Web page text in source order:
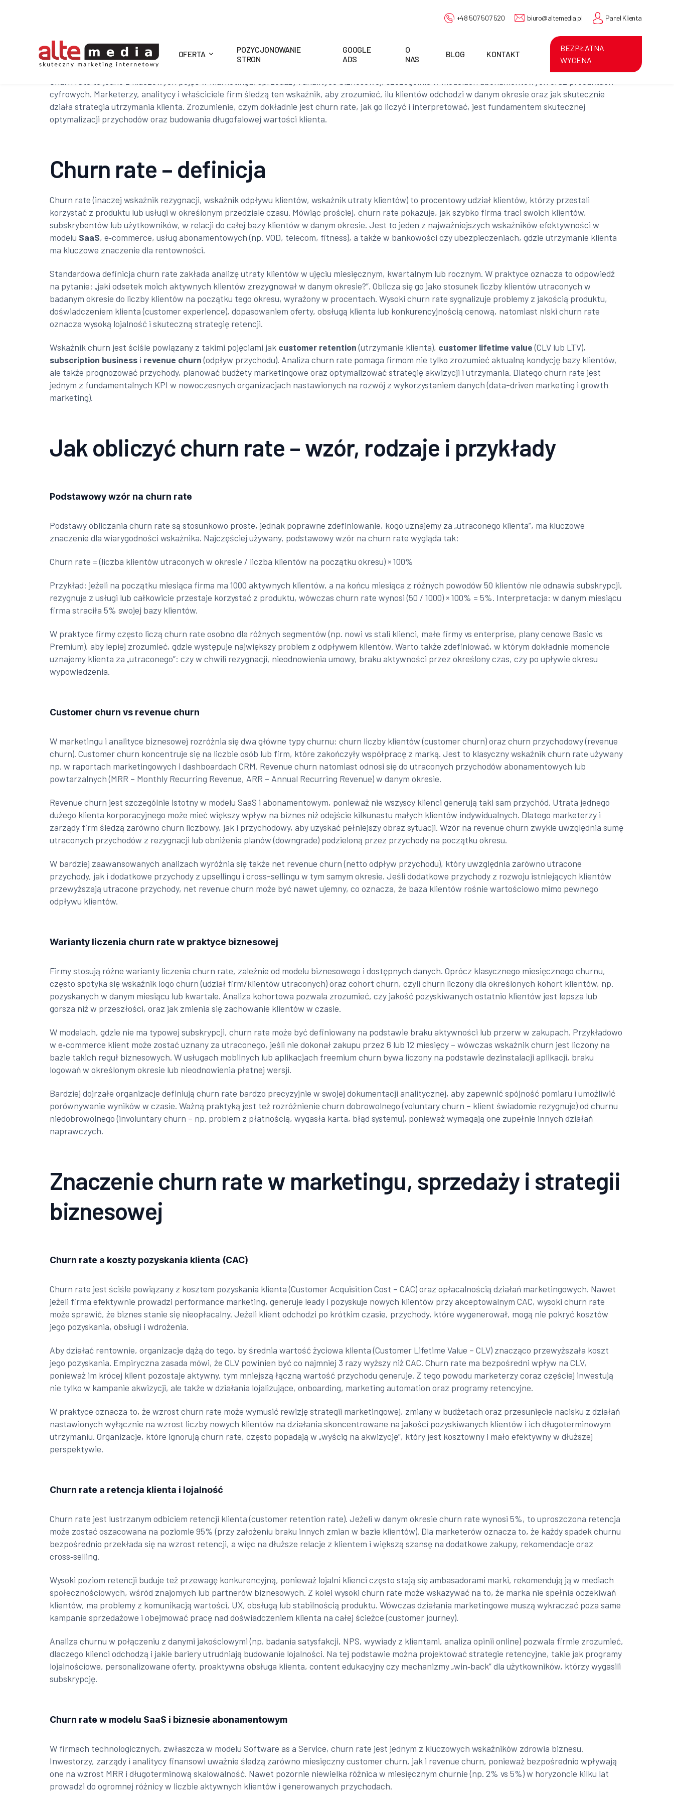
Alte
Media
+48 507 507 520 biuro@altemedia.pl Panel Klienta
OFERTA
POZYCJONOWANIE
STRON
GOOGLE
ADS
O
NAS
BLOG KONTAKT
BEZPŁATNA
WYCENA
Churn rate to jedno z kluczowych pojęć w marketingu, sprzedaży i analityce biznesowej, szczególnie w modelach abonamentowych oraz produktach
cyfrowych. Marketerzy, analitycy i właściciele firm śledzą ten wskaźnik, aby zrozumieć, ilu klientów odchodzi w danym okresie oraz jak skutecznie
działa strategia utrzymania klienta. Zrozumienie, czym dokładnie jest churn rate, jak go liczyć i interpretować, jest fundamentem skutecznej
optymalizacji przychodów oraz budowania długofalowej wartości klienta.
Churn rate – definicja
Churn rate (inaczej wskaźnik rezygnacji, wskaźnik odpływu klientów, wskaźnik utraty klientów) to procentowy udział klientów, którzy przestali
korzystać z produktu lub usługi w określonym przedziale czasu. Mówiąc prościej, churn rate pokazuje, jak szybko firma traci swoich klientów,
subskrybentów lub użytkowników, w relacji do całej bazy klientów w danym okresie. Jest to jeden z najważniejszych wskaźników efektywności w
modelu SaaS, e‑commerce, usług abonamentowych (np. VOD, telecom, fitness), a także w bankowości czy ubezpieczeniach, gdzie utrzymanie klienta
ma kluczowe znaczenie dla rentowności.
Standardowa definicja churn rate zakłada analizę utraty klientów w ujęciu miesięcznym, kwartalnym lub rocznym. W praktyce oznacza to odpowiedź
na pytanie: „jaki odsetek moich aktywnych klientów zrezygnował w danym okresie?”. Oblicza się go jako stosunek liczby klientów utraconych w
badanym okresie do liczby klientów na początku tego okresu, wyrażony w procentach. Wysoki churn rate sygnalizuje problemy z jakością produktu,
doświadczeniem klienta (customer experience), dopasowaniem oferty, obsługą klienta lub konkurencyjnością cenową, natomiast niski churn rate
oznacza wysoką lojalność i skuteczną strategię retencji.
Wskaźnik churn jest ściśle powiązany z takimi pojęciami jak customer retention(utrzymanie klienta), customer lifetime value(CLV lub LTV),
subscription business i revenue churn(odpływ przychodu). Analiza churn rate pomaga firmom nie tylko zrozumieć aktualną kondycję bazy klientów,
ale także prognozować przychody, planować budżety marketingowe oraz optymalizować strategię akwizycji i utrzymania. Dlatego churn rate jest
jednym z fundamentalnych KPI w nowoczesnych organizacjach nastawionych na rozwój z wykorzystaniem danych (data-driven marketing i growth
marketing).
Jak obliczyć churn rate – wzór, rodzaje i przykłady
Podstawowy wzór na churn rate
Podstawy obliczania churn rate są stosunkowo proste, jednak poprawne zdefiniowanie, kogo uznajemy za „utraconego klienta”, ma kluczowe
znaczenie dla wiarygodności wskaźnika. Najczęściej używany, podstawowy wzór na churn rate wygląda tak:
Churn rate = (liczba klientów utraconych w okresie / liczba klientów na początku okresu) × 100%
Przykład: jeżeli na początku miesiąca firma ma 1000 aktywnych klientów, a na końcu miesiąca z różnych powodów 50 klientów nie odnawia subskrypcji,
rezygnuje z usługi lub całkowicie przestaje korzystać z produktu, wówczas churn rate wynosi (50 / 1000) × 100% = 5%. Interpretacja: w danym miesiącu
firma straciła 5% swojej bazy klientów.
W praktyce firmy często liczą churn rate osobno dla różnych segmentów (np. nowi vs stali klienci, małe firmy vs enterprise, plany cenowe Basic vs
Premium), aby lepiej zrozumieć, gdzie występuje największy problem z odpływem klientów. Warto także zdefiniować, w którym dokładnie momencie
uznajemy klienta za „utraconego”: czy w chwili rezygnacji, nieodnowienia umowy, braku aktywności przez określony czas, czy po upływie okresu
wypowiedzenia.
Customer churn vs revenue churn
W marketingu i analityce biznesowej rozróżnia się dwa główne typy churnu: churn liczby klientów (customer churn) oraz churn przychodowy (revenue
churn). Customer churn koncentruje się na liczbie osób lub firm, które zakończyły współpracę z marką. Jest to klasyczny wskaźnik churn rate używany
np. w raportach marketingowych i dashboardach CRM. Revenue churn natomiast odnosi się do utraconych przychodów abonamentowych lub
powtarzalnych (MRR – Monthly Recurring Revenue, ARR – Annual Recurring Revenue) w danym okresie.
Revenue churn jest szczególnie istotny w modelu SaaS i abonamentowym, ponieważ nie wszyscy klienci generują taki sam przychód. Utrata jednego
dużego klienta korporacyjnego może mieć większy wpływ na biznes niż odejście kilkunastu małych klientów indywidualnych. Dlatego marketerzy i
zarządy firm śledzą zarówno churn liczbowy, jak i przychodowy, aby uzyskać pełniejszy obraz sytuacji. Wzór na revenue churn zwykle uwzględnia sumę
utraconych przychodów z rezygnacji lub obniżenia planów (downgrade) podzieloną przez przychody na początku okresu.
W bardziej zaawansowanych analizach wyróżnia się także net revenue churn (netto odpływ przychodu), który uwzględnia zarówno utracone
przychody, jak i dodatkowe przychody z upsellingu i cross-sellingu w tym samym okresie. Jeśli dodatkowe przychody z rozwoju istniejących klientów
przewyższają utracone przychody, net revenue churn może być nawet ujemny, co oznacza, że baza klientów rośnie wartościowo mimo pewnego
odpływu klientów.
Warianty liczenia churn rate w praktyce biznesowej
Firmy stosują różne warianty liczenia churn rate, zależnie od modelu biznesowego i dostępnych danych. Oprócz klasycznego miesięcznego churnu,
często spotyka się wskaźnik logo churn (udział firm/klientów utraconych) oraz cohort churn, czyli churn liczony dla określonych kohort klientów, np.
pozyskanych w danym miesiącu lub kwartale. Analiza kohortowa pozwala zrozumieć, czy jakość pozyskiwanych ostatnio klientów jest lepsza lub
gorsza niż w przeszłości, oraz jak zmienia się zachowanie klientów w czasie.
W modelach, gdzie nie ma typowej subskrypcji, churn rate może być definiowany na podstawie braku aktywności lub przerw w zakupach. Przykładowo
w e‑commerce klient może zostać uznany za utraconego, jeśli nie dokonał zakupu przez 6 lub 12 miesięcy – wówczas wskaźnik churn jest liczony na
bazie takich reguł biznesowych. W usługach mobilnych lub aplikacjach freemium churn bywa liczony na podstawie dezinstalacji aplikacji, braku
logowań w określonym okresie lub nieodnowienia płatnej wersji.
Bardziej dojrzałe organizacje definiują churn rate bardzo precyzyjnie w swojej dokumentacji analitycznej, aby zapewnić spójność pomiaru i umożliwić
porównywanie wyników w czasie. Ważną praktyką jest też rozróżnienie churn dobrowolnego (voluntary churn – klient świadomie rezygnuje) od churnu
niedobrowolnego (involuntary churn – np. problem z płatnością, wygasła karta, błąd systemu), ponieważ wymagają one zupełnie innych działań
naprawczych.
Znaczenie churn rate w marketingu, sprzedaży i strategii
biznesowej
Churn rate a koszty pozyskania klienta (CAC)
Churn rate jest ściśle powiązany z kosztem pozyskania klienta (Customer Acquisition Cost – CAC) oraz opłacalnością działań marketingowych. Nawet
jeżeli firma efektywnie prowadzi performance marketing, generuje leady i pozyskuje nowych klientów przy akceptowalnym CAC, wysoki churn rate
może sprawić, że biznes stanie się nieopłacalny. Jeżeli klient odchodzi po krótkim czasie, przychody, które wygenerował, mogą nie pokryć kosztów
jego pozyskania, obsługi i wdrożenia.
Aby działać rentownie, organizacje dążą do tego, by średnia wartość życiowa klienta (Customer Lifetime Value – CLV) znacząco przewyższała koszt
jego pozyskania. Empiryczna zasada mówi, że CLV powinien być co najmniej 3 razy wyższy niż CAC. Churn rate ma bezpośredni wpływ na CLV,
ponieważ im krócej klient pozostaje aktywny, tym mniejszą łączną wartość przychodu generuje. Z tego powodu marketerzy coraz częściej inwestują
nie tylko w kampanie akwizycji, ale także w działania lojalizujące, onboarding, marketing automation oraz programy retencyjne.
W praktyce oznacza to, że wzrost churn rate może wymusić rewizję strategii marketingowej, zmiany w budżetach oraz przesunięcie nacisku z działań
nastawionych wyłącznie na wzrost liczby nowych klientów na działania skoncentrowane na jakości pozyskiwanych klientów i ich długoterminowym
utrzymaniu. Organizacje, które ignorują churn rate, często popadają w „wyścig na akwizycję”, który jest kosztowny i mało efektywny w dłuższej
perspektywie.
Churn rate a retencja klienta i lojalność
Churn rate jest lustrzanym odbiciem retencji klienta (customer retention rate). Jeżeli w danym okresie churn rate wynosi 5%, to uproszczona retencja
może zostać oszacowana na poziomie 95% (przy założeniu braku innych zmian w bazie klientów). Dla marketerów oznacza to, że każdy spadek churnu
bezpośrednio przekłada się na wzrost retencji, a więc na dłuższe relacje z klientem i większą szansę na dodatkowe zakupy, rekomendacje oraz
cross‑selling.
Wysoki poziom retencji buduje też przewagę konkurencyjną, ponieważ lojalni klienci często stają się ambasadorami marki, rekomendują ją w mediach
społecznościowych, wśród znajomych lub partnerów biznesowych. Z kolei wysoki churn rate może wskazywać na to, że marka nie spełnia oczekiwań
klientów, ma problemy z komunikacją wartości, UX, obsługą lub stabilnością produktu. Wówczas działania marketingowe muszą wykraczać poza same
kampanie sprzedażowe i obejmować pracę nad doświadczeniem klienta na całej ścieżce (customer journey).
Analiza churnu w połączeniu z danymi jakościowymi (np. badania satysfakcji, NPS, wywiady z klientami, analiza opinii online) pozwala firmie zrozumieć,
dlaczego klienci odchodzą i jakie bariery utrudniają budowanie lojalności. Na tej podstawie można projektować strategie retencyjne, takie jak programy
lojalnościowe, personalizowane oferty, proaktywna obsługa klienta, content edukacyjny czy mechanizmy „win‑back” dla użytkowników, którzy wygasili
subskrypcję.
Churn rate w modelu SaaS i biznesie abonamentowym
W firmach technologicznych, zwłaszcza w modelu Software as a Service, churn rate jest jednym z kluczowych wskaźników zdrowia biznesu.
Inwestorzy, zarządy i analitycy finansowi uważnie śledzą zarówno miesięczny customer churn, jak i revenue churn, ponieważ bezpośrednio wpływają
one na wzrost MRR i długoterminową skalowalność. Nawet pozornie niewielka różnica w miesięcznym churnie (np. 2% vs 5%) w horyzoncie kilku lat
prowadzi do ogromnej różnicy w liczbie aktywnych klientów i generowanych przychodach.